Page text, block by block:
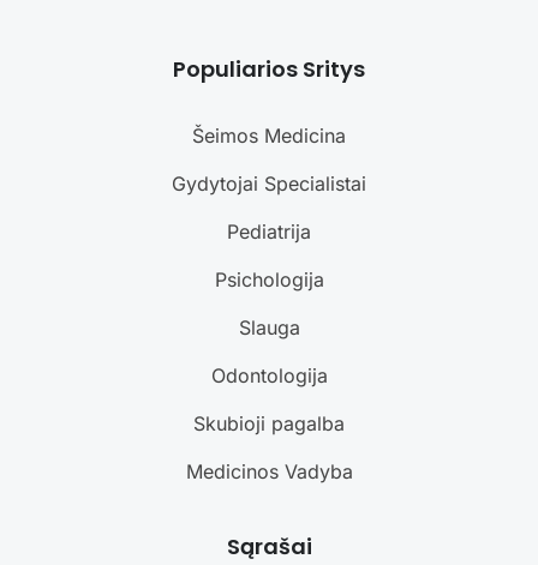
Populiarios Sritys
Šeimos Medicina
Gydytojai Specialistai
Pediatrija
Psichologija
Slauga
Odontologija
Skubioji pagalba
Medicinos Vadyba
Sąrašai